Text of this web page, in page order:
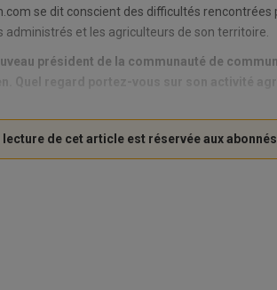
se dit conscient des difficultés
et les agriculteurs de son territoire.
président de la communauté de
Quel regard portez-vous sur son activité